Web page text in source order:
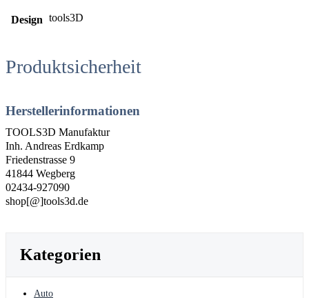
Design tools3D
Produktsicherheit
Herstellerinformationen
TOOLS3D Manufaktur
Inh. Andreas Erdkamp
Friedenstrasse 9
41844 Wegberg
02434-927090
shop[@]tools3d.de
Kategorien
Auto